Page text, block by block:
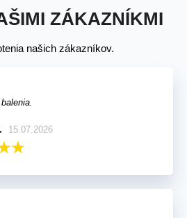
ZÁKAZNÍKMI
našich zákazníkov.
15.07.2026